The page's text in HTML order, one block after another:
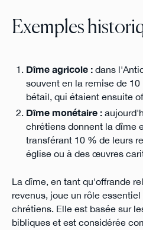
Exemples
Dîme agricole :dans
souvent en la remise de
bétail, qui étaient ensuite
Dîme monétaire :
chrétiens donnent la dîme
transférant 10 % de leurs
église ou à des œuvres
La dîme, en tant qu'offrande
revenus, joue un rôle
chrétiens. Elle est basée sur
bibliques et est considérée